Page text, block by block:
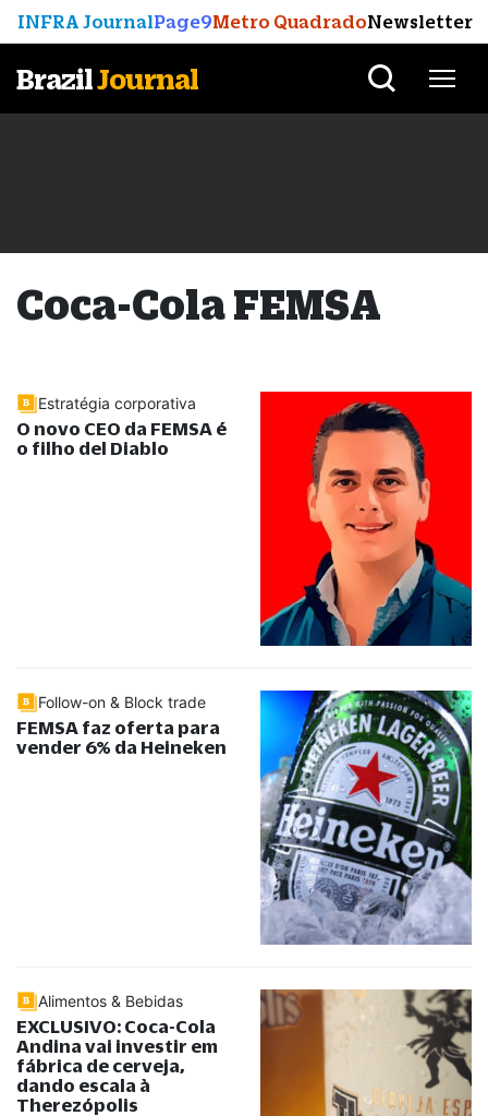
INFRA JournalPage9Metro QuadradoNewsletter
BrazilJournal
Coca-Cola FEMSA
Estratégia corporativa
O novo CEO da FEMSA é
o filho del Diablo
Follow-on & Block trade
FEMSA faz oferta para
vender 6% da Heineken
Alimentos & Bebidas
EXCLUSIVO: Coca-Cola
Andina vai investir em
fábrica de cerveja,
dando escala à
Therezópolis